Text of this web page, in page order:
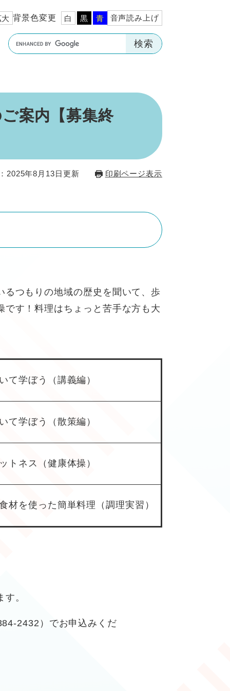
背景色変更 白 黒 青 音声読み上げ
Google
検案内【募集終
2025年8月13日更新 印刷ページ表示
つもりの地域の歴史を聞いて、歩
す！料理はちょっと苦手な方も大
て学ぼう（講義編）
て学ぼう（散策編）
トネス（健康体操）
材を使った簡単料理（調理実習）
。
2432）でお申込みくだ